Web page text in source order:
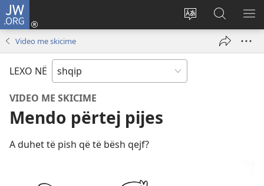
JW.ORG
Ndrysho
Hyr
me
dritare
Kërko
në
JW.ORG
Video me skicime
LEXO NË
VIDEO ME SKICIME
Mendo përtej pijes
A duhet të pish që të bësh qejf?